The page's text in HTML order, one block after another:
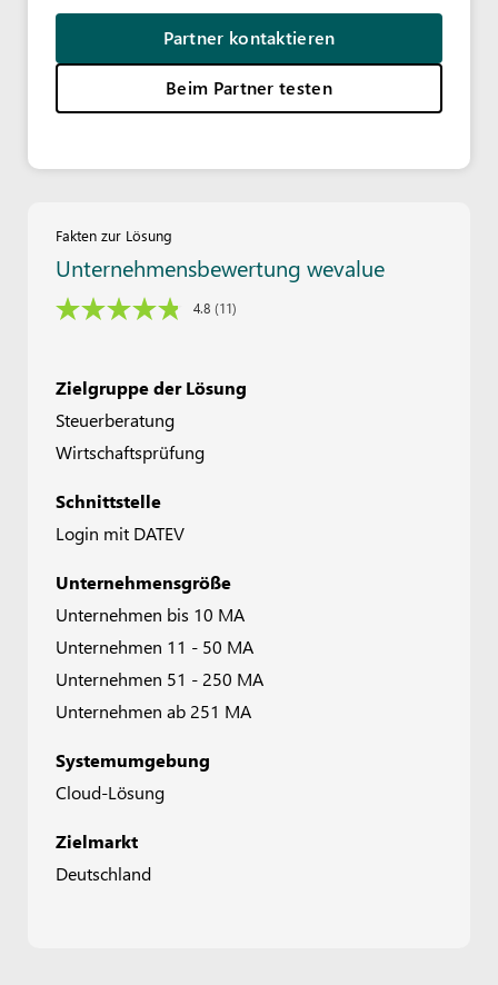
Partner kontaktieren
Beim Partner testen
Fakten zur Lösung
Unternehmensbewertung wevalue
4.8 (11)
Zielgruppe der Lösung
Steuerberatung
Wirtschaftsprüfung
Schnittstelle
Login mit DATEV
Unternehmensgröße
Unternehmen bis 10 MA
Unternehmen 11 - 50 MA
Unternehmen 51 - 250 MA
Unternehmen ab 251 MA
Systemumgebung
Cloud-Lösung
Zielmarkt
Deutschland